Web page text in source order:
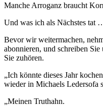
Manche Arroganz braucht
Und was ich als Nächstes tat
Bevor wir weitermachen,
abonnieren, und schreiben
Sie zuhören.
„Ich könnte dieses Jahr
wieder in Michaels Ledersofa
„Meinen Truthahn.